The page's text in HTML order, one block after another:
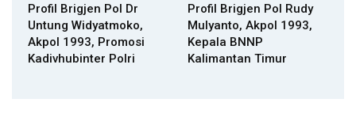
Profil Brigjen Pol Dr
Untung Widyatmoko,
Akpol 1993, Promosi
Kadivhubinter Polri
Profil Brigjen Pol Rudy
Mulyanto, Akpol 1993,
Kepala BNNP
Kalimantan Timur